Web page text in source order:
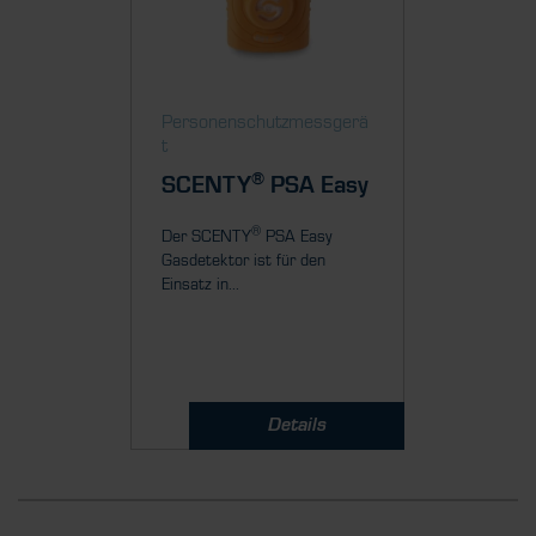
Personenschutzmessgerä
t
SCENTY® PSA Easy
Der SCENTY® PSA Easy
Gasdetektor ist für den
Einsatz in...
Details